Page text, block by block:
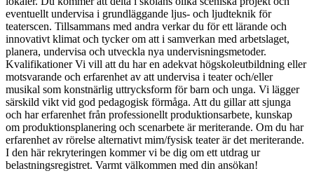
eventuellt undervisa i grundläggande ljus- och ljudteknik för
teaterscen. Tillsammans med andra verkar du för ett lärande och
innovativt klimat och tycker om att i samverkan med arbetslaget,
planera, undervisa och utveckla nya undervisningsmetoder.
Kvalifikationer Vi vill att du har en adekvat högskoleutbildning eller
motsvarande och erfarenhet av att undervisa i teater och/eller
musikal som konstnärlig uttrycksform för barn och unga. Vi lägger
särskild vikt vid god pedagogisk förmåga. Att du gillar att sjunga
och har erfarenhet från professionellt produktionsarbete, kunskap
om produktionsplanering och scenarbete är meriterande. Om du har
erfarenhet av rörelse alternativt mim/fysisk teater är det meriterande.
I den här rekryteringen kommer vi be dig om ett utdrag ur
belastningsregistret. Varmt välkommen med din ansökan!